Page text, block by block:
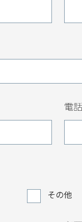
電
その他